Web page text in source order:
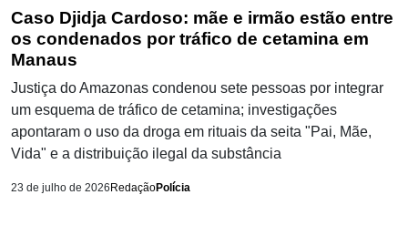
Caso Djidja Cardoso: mãe e irmão estão entre
os condenados por tráfico de cetamina em
Manaus
Justiça do Amazonas condenou sete pessoas por integrar
um esquema de tráfico de cetamina; investigações
apontaram o uso da droga em rituais da seita "Pai, Mãe,
Vida" e a distribuição ilegal da substância
23 de julho de 2026 RedaçãoPolícia